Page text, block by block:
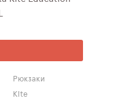
Рюкзаки
Kite